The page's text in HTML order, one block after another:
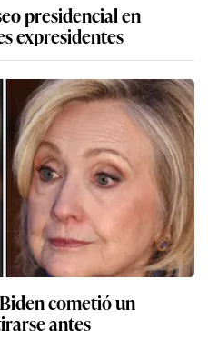
presidencial en
expresidentes
cometió un
antes